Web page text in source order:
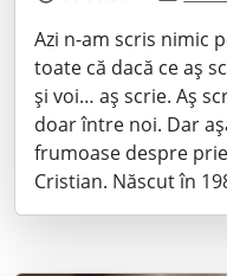
Azi n-am scris nimic
toate că dacă ce aș
și voi… aș scrie. Aș
doar între noi. Dar
frumoase despre
Cristian. Născut în